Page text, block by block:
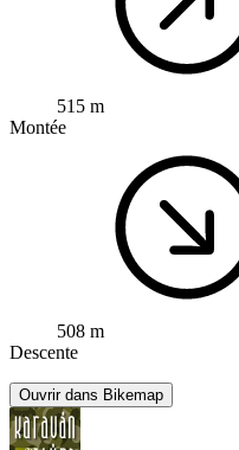
515 m
Montée
508 m
Descente
Ouvrir dans Bikemap